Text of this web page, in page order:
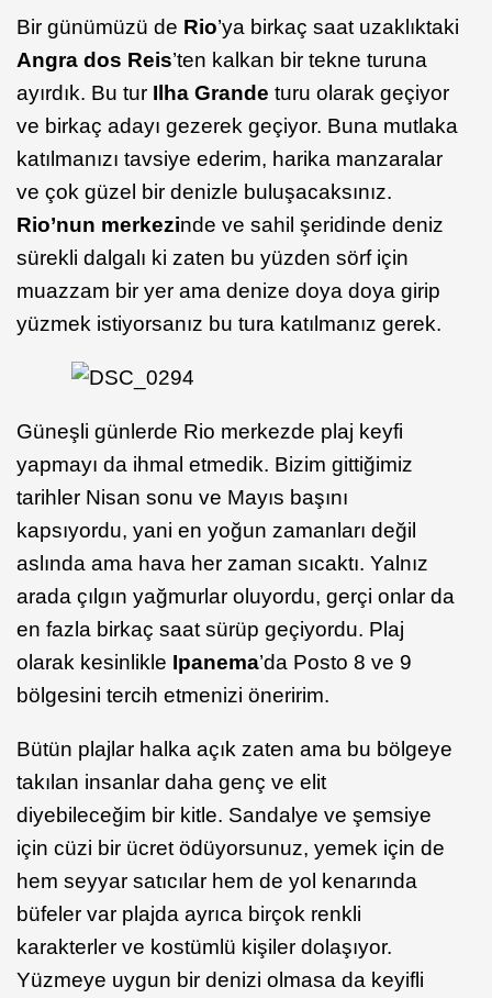
Bir günümüzü de Rio’ya birkaç saat uzaklıktaki
Angra dos Reis’ten kalkan bir tekne turuna
ayırdık. Bu tur Ilha Grande turu olarak geçiyor
ve birkaç adayı gezerek geçiyor. Buna mutlaka
katılmanızı tavsiye ederim, harika manzaralar
ve çok güzel bir denizle buluşacaksınız.
Rio’nun merkezinde ve sahil şeridinde deniz
sürekli dalgalı ki zaten bu yüzden sörf için
muazzam bir yer ama denize doya doya girip
yüzmek istiyorsanız bu tura katılmanız gerek.
Güneşli günlerde Rio merkezde plaj keyfi
yapmayı da ihmal etmedik. Bizim gittiğimiz
tarihler Nisan sonu ve Mayıs başını
kapsıyordu, yani en yoğun zamanları değil
aslında ama hava her zaman sıcaktı. Yalnız
arada çılgın yağmurlar oluyordu, gerçi onlar da
en fazla birkaç saat sürüp geçiyordu. Plaj
olarak kesinlikle Ipanema’da Posto 8 ve 9
bölgesini tercih etmenizi öneririm.
Bütün plajlar halka açık zaten ama bu bölgeye
takılan insanlar daha genç ve elit
diyebileceğim bir kitle. Sandalye ve şemsiye
için cüzi bir ücret ödüyorsunuz, yemek için de
hem seyyar satıcılar hem de yol kenarında
büfeler var plajda ayrıca birçok renkli
karakterler ve kostümlü kişiler dolaşıyor.
Yüzmeye uygun bir denizi olmasa da keyifli